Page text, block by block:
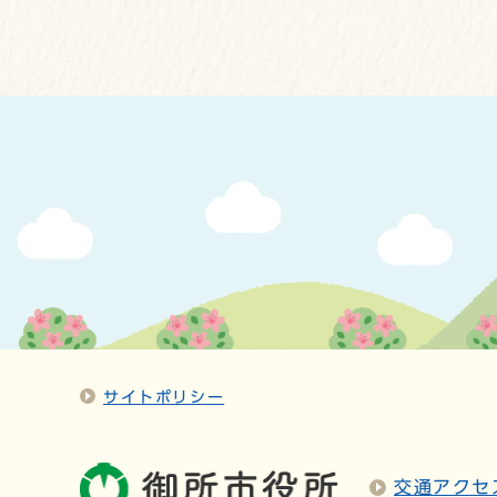
サイトポリシー
交通アクセ